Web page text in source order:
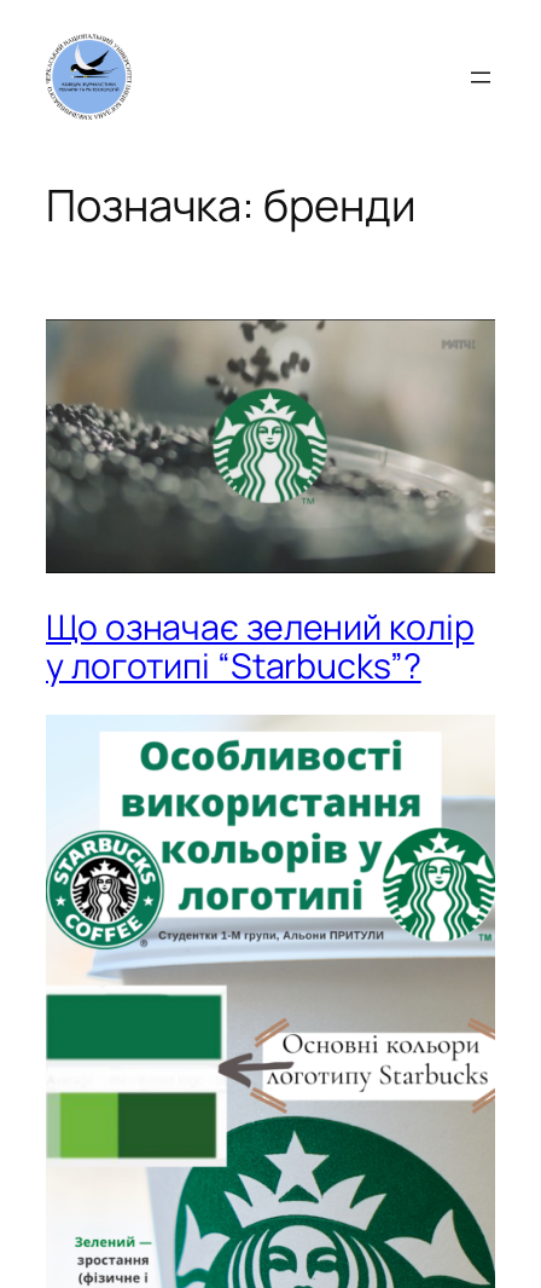
вмісту
Позначка: бренди
Що означає зелений колір
у логотипі “Starbucks”?